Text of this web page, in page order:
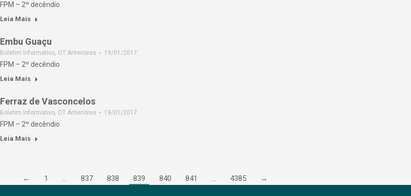
FPM – 2º decêndio
Leia Mais
Embu Guaçu
Boletim Informativo, OT Anteriores 19/01/2017
FPM – 2º decêndio
Leia Mais
Ferraz de Vasconcelos
Boletim Informativo, OT Anteriores 19/01/2017
FPM – 2º decêndio
Leia Mais
← 1 … 837 838 839 840 841 … 4385 →